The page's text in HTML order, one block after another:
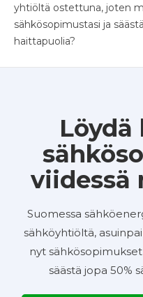
yhtiöltä ostettuna, joten
sähkösopimustasi ja
haittapuolia?
Löydä
viidessä
Suomessa
sähköyhtiöltä,
nyt
säästä jopa 50%